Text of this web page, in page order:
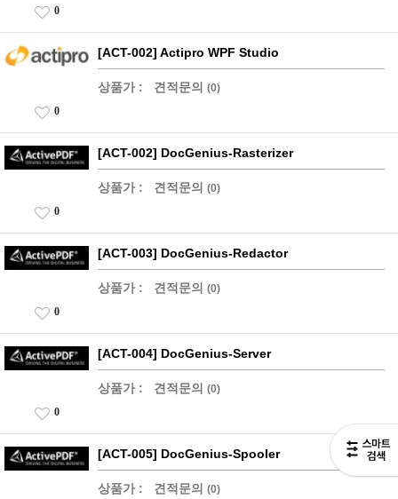
0
[ACT-002] Actipro WPF Studio
상품가 : 견적문의 (0)
0
[ACT-002] DocGenius-Rasterizer
상품가 : 견적문의 (0)
0
[ACT-003] DocGenius-Redactor
상품가 : 견적문의 (0)
0
[ACT-004] DocGenius-Server
상품가 : 견적문의 (0)
0
[ACT-005] DocGenius-Spooler
상품가 : 견적문의 (0)